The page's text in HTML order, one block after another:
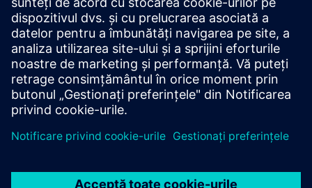
Construit cu carcasă durabilă și roți pentru utilizare în
interior sau exterior, Mobile rezistă condițiilor
solicitante.